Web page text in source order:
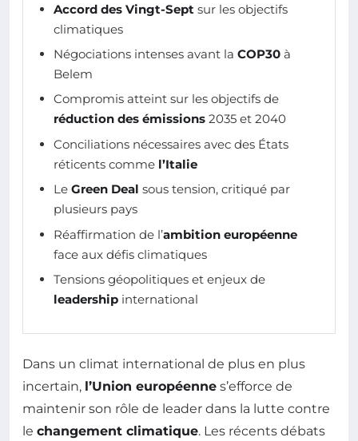
Accord des Vingt-Sept sur les objectifs
climatiques
Négociations intenses avant la COP30 à
Belem
Compromis atteint sur les objectifs de
réduction des émissions 2035 et 2040
Conciliations nécessaires avec des États
réticents comme l’Italie
Le Green Deal sous tension, critiqué par
plusieurs pays
Réaffirmation de l’ambition européenne
face aux défis climatiques
Tensions géopolitiques et enjeux de
leadership international
Dans un climat international de plus en plus
incertain, l’Union européenne s’efforce de
maintenir son rôle de leader dans la lutte contre
le changement climatique. Les récents débats